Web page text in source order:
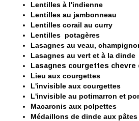
Lentilles à l'indienne
Lentilles au jambonneau
Lentilles corail au curry
Lentilles potagères
Lasagnes au veau,
Lasagnes au vert et à la dinde
Lasagnes courgettes chevre
Lieu aux courgettes
L'invisible aux courgettes
L'invisible au potimarron et
Macaronis aux polpettes
Médaillons de dinde aux